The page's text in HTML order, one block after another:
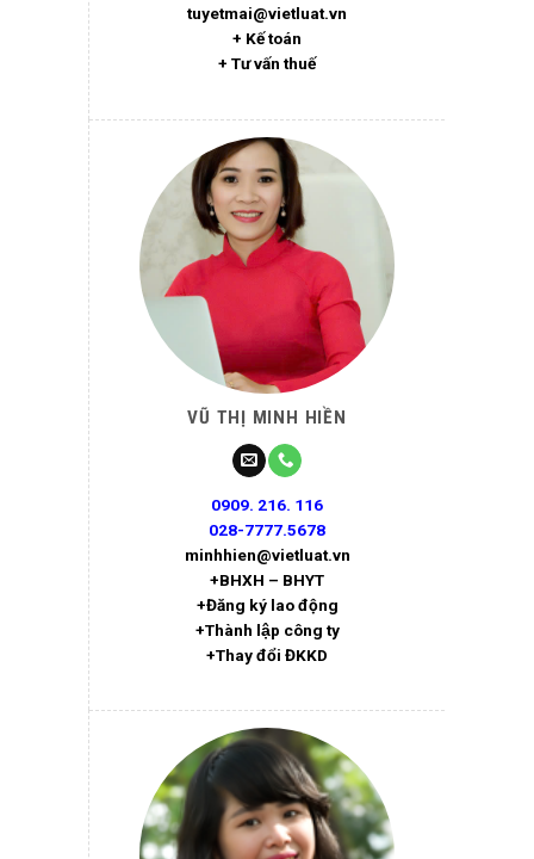
tuyetmai@vietluat.vn
+ Kế toán
+ Tư vấn thuế
VŨ THỊ MINH HIỀN
0909. 216. 116
028-7777.5678
minhhien@vietluat.vn
+BHXH – BHYT
+Đăng ký lao động
+Thành lập công ty
+Thay đổi ĐKKD